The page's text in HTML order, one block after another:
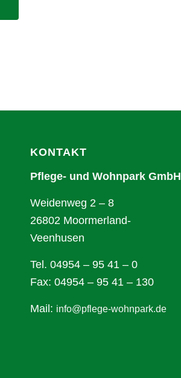
KONTAKT
Pflege- und Wohnpark GmbH
Weidenweg 2 – 8
26802 Moormerland-
Veenhusen
Tel. 04954 – 95 41 – 0
Fax: 04954 – 95 41 – 130
Mail: info@pflege-wohnpark.de